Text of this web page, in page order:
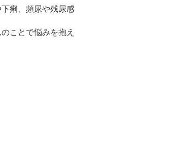
痢、頻尿や残尿感
ことで悩みを抱え